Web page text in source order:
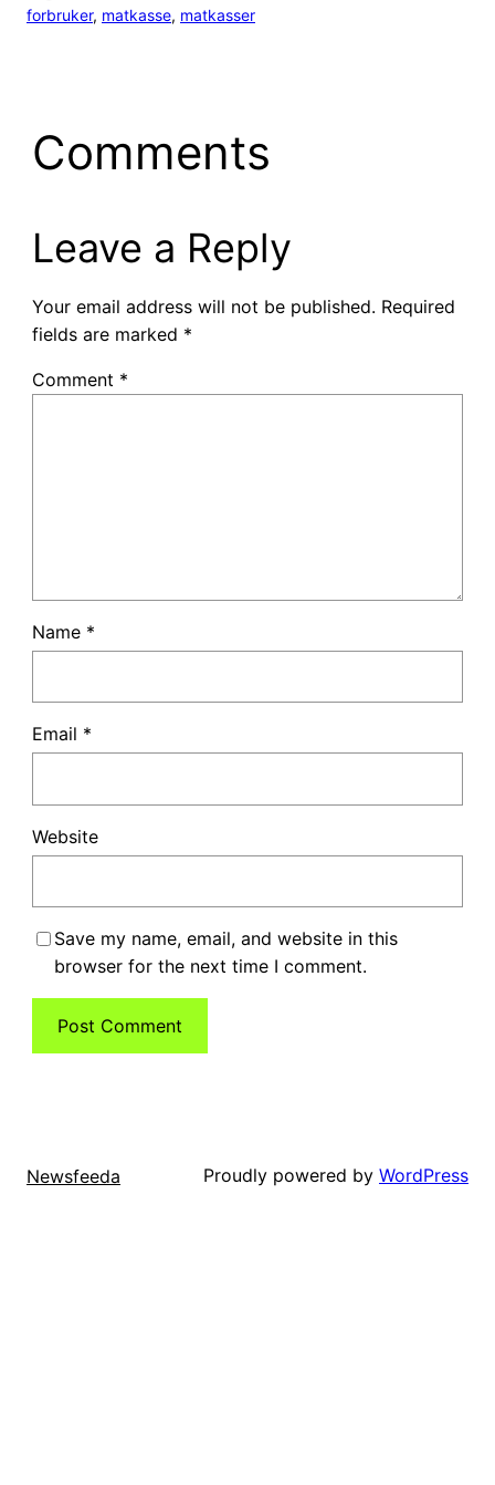
forbruker, matkasse, matkasser
Comments
Leave a Reply
Your email address will not be published. Required
fields are marked *
Comment *
Name *
Email *
Website
Save my name, email, and website in this
browser for the next time I comment.
Newsfeeda Proudly powered by WordPress